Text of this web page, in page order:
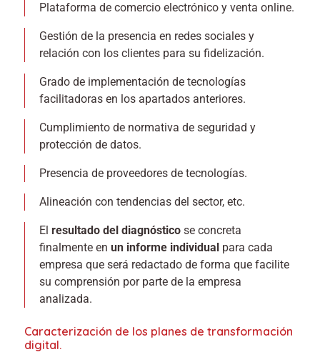
Plataforma de comercio electrónico y venta online.
Gestión de la presencia en redes sociales y
relación con los clientes para su fidelización.
Grado de implementación de tecnologías
facilitadoras en los apartados anteriores.
Cumplimiento de normativa de seguridad y
protección de datos.
Presencia de proveedores de tecnologías.
Alineación con tendencias del sector, etc.
El resultado del diagnósticose concreta
finalmente en un informe individual para cada
empresa que será redactado de forma que facilite
su comprensión por parte de la empresa
analizada.
Caracterización de los planes de transformación
digital.